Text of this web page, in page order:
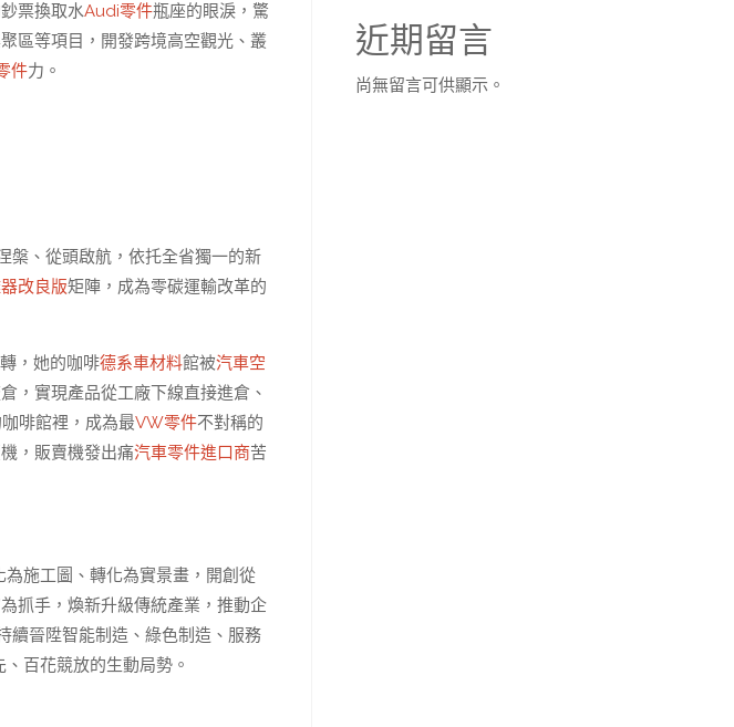
票換取水Audi零件瓶座的眼淚，驚
區等項目，開發跨境高空觀光、叢
件力。
槃、從頭啟航，依托全省獨一的新
改良版矩陣，成為零碳運輸改革的
，她的咖啡德系車材料館被汽車空
，實現產品從工廠下線直接進倉、
啡館裡，成為最VW零件不對稱的
，販賣機發出痛汽車零件進口商苦
施工圖、轉化為實景畫，開創從
抓手，煥新升級傳統產業，推動企
續晉陞智能制造、綠色制造、服務
百花競放的生動局勢。
近期留言
尚無留言可供顯示。